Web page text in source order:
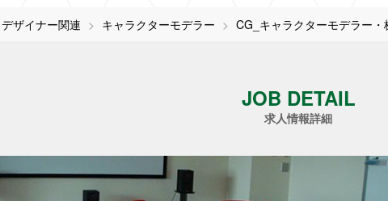
デザイナー関連 キャラクターモデラー CG_キャラクターモデラー
JOB DETAIL
求人情報詳細